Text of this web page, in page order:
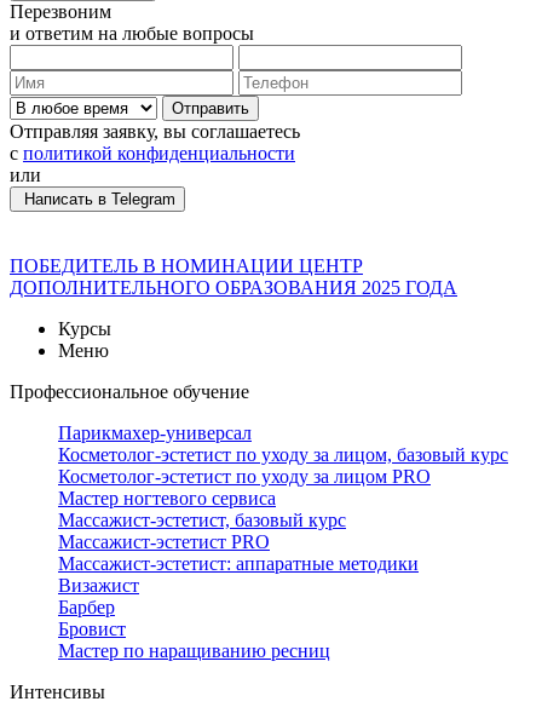
Перезвоним
и ответим на любые вопросы
Отправить
Отправляя заявку, вы соглашаетесь
с политикой конфиденциальности
или
Написать в Telegram
ПОБЕДИТЕЛЬ В НОМИНАЦИИ ЦЕНТР
ДОПОЛНИТЕЛЬНОГО ОБРАЗОВАНИЯ 2025 ГОДА
Курсы
Меню
Профессиональное обучение
Парикмахер-универсал
Косметолог-эстетист по уходу за лицом, базовый курс
Косметолог-эстетист по уходу за лицом PRO
Мастер ногтевого сервиса
Массажист-эстетист, базовый курс
Массажист-эстетист PRO
Массажист-эстетист: аппаратные методики
Визажист
Барбер
Бровист
Мастер по наращиванию ресниц
Интенсивы